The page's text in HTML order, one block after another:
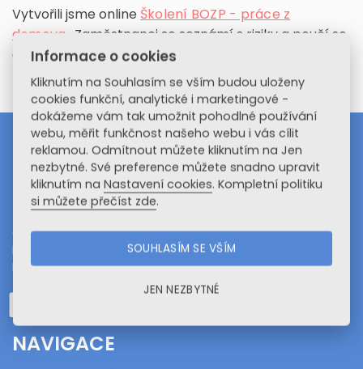
Vytvořili jsme online Školení BOZP - práce z
domova. . Zaměstnanci se seznámí s riziky a poučí se
o svých povinnostech.
BEPOR.eu
E-LEARNING EDUCATION
zpečnost práce |POžární ochrana |
GComp spol. s r.o.
Elišky Peškové 469/6
Praha 5 – Smíchov
NAVIGACE
Informace o cookies
Kliknutím na Souhlasím se vším budou uloženy
cookies funkční, analytické i marketingové -
dokážeme vám tak umožnit pohodlné používání
webu, měřit funkčnost našeho webu i vás cílit
reklamou. Odmítnout můžete kliknutím na Jen
nezbytné. Své preference můžete snadno upravit
kliknutím naNastavení cookies. Kompletní politiku
si můžete přečíst zde.
SOUHLASÍM SE VŠÍM
JEN NEZBYTNÉ